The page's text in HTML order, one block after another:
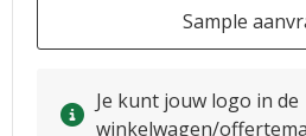
Sample
Je kunt jouw logo in de
winkelwagen/